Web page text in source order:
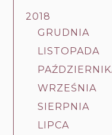
2018
GRUDNIA
LISTOPADA
WRZEŚNIA
SIERPNIA
LIPCA